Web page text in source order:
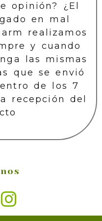
opinión? ¿El
en mal
realizamos
y cuando
las mismas
que se envió
de los 7
recepción del